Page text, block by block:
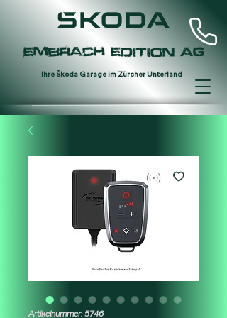
Embrach Edition AG
IhreŠkoda Garage im Zürcher Unterland
Artikelnummer: 5746